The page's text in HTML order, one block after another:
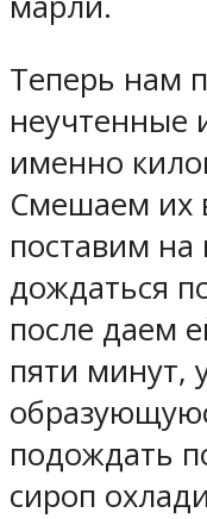
Теперь нам
неучтенные
именно
Смешаем их
поставим
дождаться
после даем
пяти минут,
подождать
сироп